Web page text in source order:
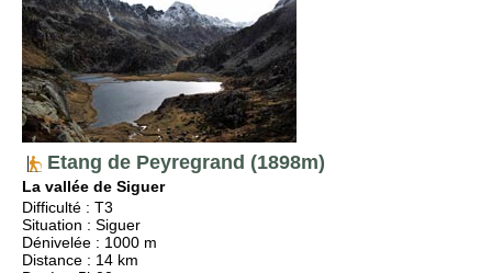
Etang de Peyregrand (1898m)
La vallée de Siguer
Difficulté : T3
Situation : Siguer
Dénivelée : 1000 m
Distance : 14 km